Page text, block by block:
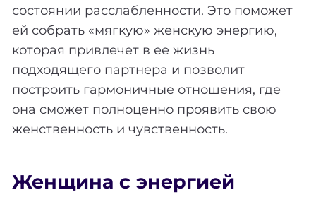
состоянии расслабленности. Это поможет
ей собрать «мягкую» женскую энергию,
которая привлечет в ее жизнь
подходящего партнера и позволит
построить гармоничные отношения, где
она сможет полноценно проявить свою
женственность и чувственность.
Женщина с энергией